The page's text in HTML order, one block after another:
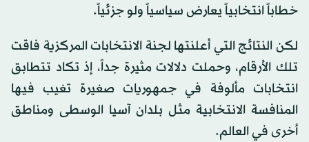
خطاباً انتخابياً يعارض سياسياً ولو جزئياً.
لكن النتائج التي أعلنتها لجنة الانتخابات المركزية فاقت
تلك الأرقام، وحملت دلالات مثيرة جداً، إذ تكاد تتطابق
انتخابات مألوفة في جمهوريات صغيرة تغيب فيها
المنافسة الانتخابية مثل بلدان آسيا الوسطى ومناطق
أخرى في العالم.